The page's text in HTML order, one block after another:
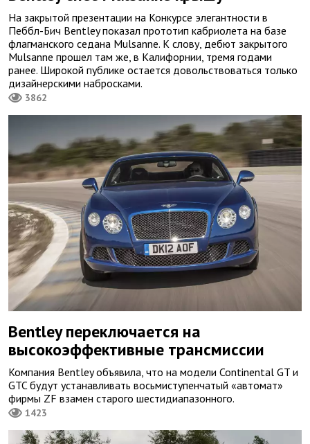
На закрытой презентации на Конкурсе элегантности в
Пеббл-Бич Bentley показал прототип кабриолета на базе
флагманского седана Mulsanne. К слову, дебют закрытого
Mulsanne прошел там же, в Калифорнии, тремя годами
ранее. Широкой публике остается довольствоваться только
дизайнерскими набросками.
3862
Bentley переключается на
высокоэффективные трансмиссии
Компания Bentley объявила, что на модели Continental GT и
GTC будут устанавливать восьмиступенчатый «автомат»
фирмы ZF взамен старого шестидиапазонного.
1423